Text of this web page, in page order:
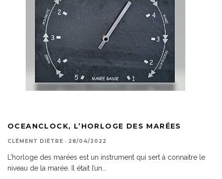
OCEANCLOCK, L’HORLOGE DES MARÉES
CLÉMENT DIÈTRE · 28/04/2022
L’horloge des marées est un instrument qui sert à connaitre le
niveau de la marée. Il était l’un